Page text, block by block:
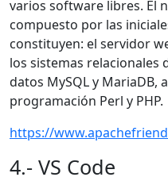
varios software libres. El
compuesto por las
constituyen: el servidor
los sistemas relacionales
datos MySQL y MariaDB,
programación Perl y PHP.
https://
4.- VS Code